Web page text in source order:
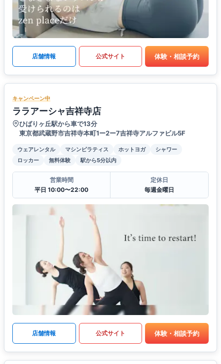
店舗情報 公式サイト 体験・相談予約
キャンペーン中
ララアーシャ吉祥寺店
ひばりヶ丘駅から車で13分
東京都武蔵野市吉祥寺本町1ー2ー7吉祥寺アルファビル5F
ウェアレンタル マシンピラティス ホットヨガ
シャワー
ロッカー
無料体験 駅から5分以内
営業時間
平日 10:00〜22:00
定休日
毎週金曜日
店舗情報 公式サイト 体験・相談予約